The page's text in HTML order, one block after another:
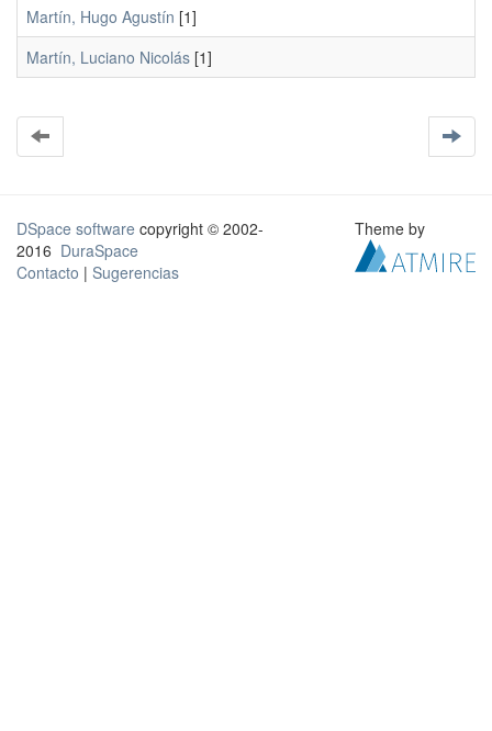
Martín, Hugo Agustín [1]
Martín, Luciano Nicolás [1]
DSpace software copyright © 2002-
2016 DuraSpace
Contacto | Sugerencias
Theme by